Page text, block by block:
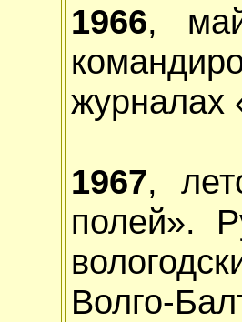
1966,
журналах
1967,
полей».
Волго-